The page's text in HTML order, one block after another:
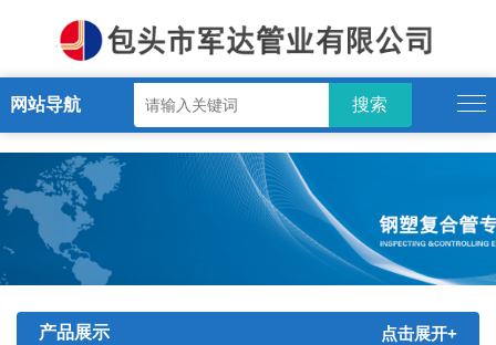
PT.COM
网站导航
产品展示 点击展开+